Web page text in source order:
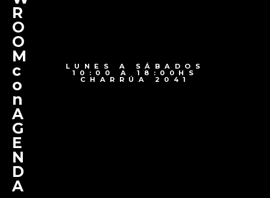
R
O
O
M
c
o
n
A
G
E
N
D
A
LUNES A SÁBADOS
10:00 A 18:00HS
CHARRÚA 2041